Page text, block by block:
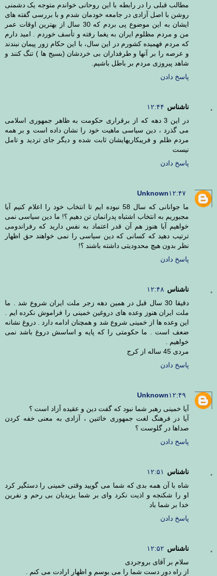
مطالب قبلی را در رابطه با این روحانی خواندم متوجه یک دشمنی
روشن با اصل آزادی در جامعه خودمان شدم و با بررسی گفته های
ایشان به این موضوع پی بردم که 30 سال از بهترین اوقات عمر
من و مردم مظلوم ایران به یغما رفته و تأسف خوردم . امید دارم
که مردم فهمیده کشورم در این سال، با این حکام زور پیمان نبندند
و عرصه را بر آنها و طرفداران بی خردشان (بسیج ها ) تنگ کنند و
شاهد پیروزی مردم بر باطل باشیم.
پاسخ دادن
ناشناس ۱۲:۴۴
در این 3 دهه که از برقراری حکومت به ظاهر جمهوری اسلامی
می گذرد ، دین سیاسی ماهیت خود را نشان داده است و بر همه
مردم ظلم و فریبکاریهایشان ثابت شده و دیگر جای تردید و تامل
نیست
پاسخ دادن
Unknown۱۲:۴۷
ما جوانانی که سال 58 نبوده ایم تا انتخاب خود را اعلام کنیم آیا
مجبوریم به انتخاب اشتباه پدرانمان تن دهیم ؟! ما دین سیاسی نمی
خواهیم آیا هنوز هم آن قدر اعتماد به نفس دارید که رفراندومی
ترتیب دهید که کسانی که دین سیاسی را نمی خواهند حق اظهار
نظر بدون هیچ محدودیتی داشته باشند ؟!
پاسخ دادن
ناشناس ۱۲:۴۸
دقیقا 30 سال قبل در همین دهه زجر ملت ایران شروع شد . ما
ملت ایران هنوز وعده های دروغین خمینی را فراموش نکرده ایم .
این وعده ها از خمینی شروع شد و همچنان ادامه دارد . دروغ نشانه
ضعف است . ما حکومتی را که پایه و اساسش دروغ باشد نمی
خواهیم .
مردی 45 ساله از کرج
پاسخ دادن
Unknown۱۲:۴۹
آیا خمینی رهبر شما نبود که گفت دین و عقیده آزاد است ؟
آیا در فرهنگ لغت جمهوری خائنین ، آزادی به معنی خفه کردن
صداها در گلوست ؟
پاسخ دادن
ناشناس
۱۲:۵۱
شاه با آن همه بدی که شما می گویید وقتی خمینی را دستگیر کرد
او را شکنجه و اذیت نکرد وای بر شما یزیدیان بی رحم و نفرین
خدا بر شما باد
پاسخ دادن
ناشناس ۱۲:۵۲
سلام بر آقای بروجردی
از راه دور دست شما را می بوسم و اظهار ارادت می کنم .